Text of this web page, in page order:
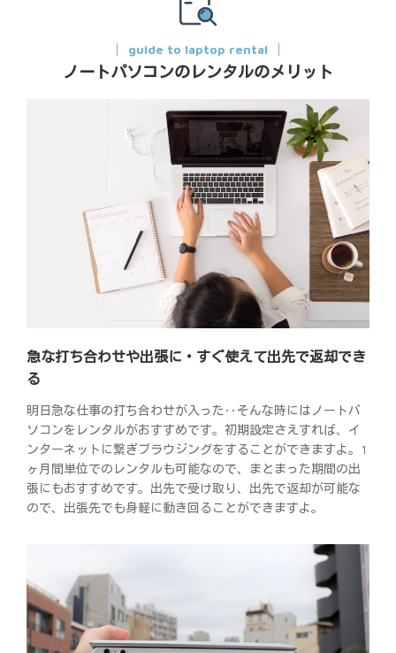
guide to laptop rental
ノートパソコンのレンタルのメリット
急な打ち合わせや出張に・すぐ使えて出先で返却でき
る
明日急な仕事の打ち合わせが入った‥そんな時にはノートパ
ソコンをレンタルがおすすめです。初期設定さえすれば、イ
ンターネットに繋ぎブラウジングをすることができますよ。1
ヶ月間単位でのレンタルも可能なので、まとまった期間の出
張にもおすすめです。出先で受け取り、出先で返却が可能な
ので、出張先でも身軽に動き回ることができますよ。